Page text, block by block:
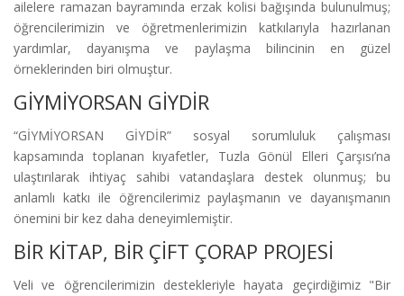
ailelere ramazan bayramında erzak kolisi bağışında bulunulmuş;
öğrencilerimizin ve öğretmenlerimizin katkılarıyla hazırlanan
yardımlar, dayanışma ve paylaşma bilincinin en güzel
örneklerinden biri olmuştur.
GİYMİYORSAN GİYDİR
“GİYMİYORSAN GİYDİR” sosyal sorumluluk çalışması
kapsamında toplanan kıyafetler, Tuzla Gönül Elleri Çarşısı’na
ulaştırılarak ihtiyaç sahibi vatandaşlara destek olunmuş; bu
anlamlı katkı ile öğrencilerimiz paylaşmanın ve dayanışmanın
önemini bir kez daha deneyimlemiştir.
BİR KİTAP, BİR ÇİFT ÇORAP PROJESİ
Veli ve öğrencilerimizin destekleriyle hayata geçirdiğimiz "Bir